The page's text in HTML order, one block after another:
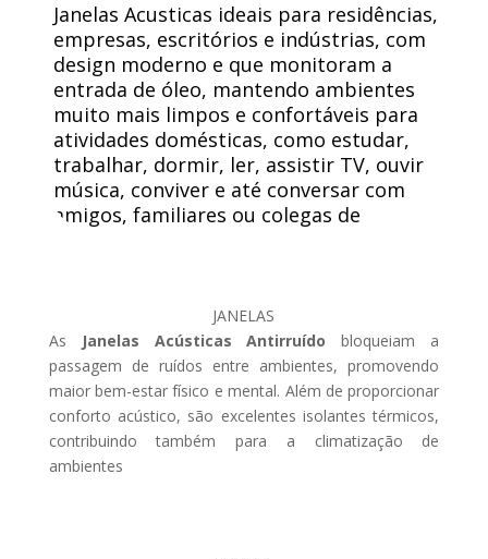
Janelas Acusticas ideais para residências,
empresas, escritórios e indústrias, com
design moderno e que monitoram a
entrada de óleo, mantendo ambientes
muito mais limpos e confortáveis ​​para
atividades domésticas, como estudar,
trabalhar, dormir, ler, assistir TV, ouvir
música, conviver e até conversar com
amigos, familiares ou colegas de
JANELAS
As
Janelas Acústicas Antirruído
bloqueiam a
passagem de ruídos entre ambientes, promovendo
maior bem-estar físico e mental. Além de proporcionar
conforto acústico, são excelentes isolantes térmicos,
contribuindo também para a climatização de
ambientes